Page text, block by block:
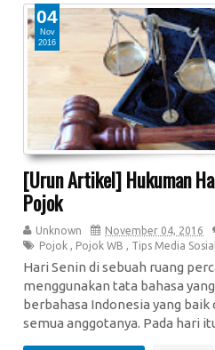
[Urun Artikel] Hukuman
Pojok
Unknown November 04, 2016
Pojok , Pojok WB , Tips Media Sosial
Hari Senin di sebuah ruang
menggunakan tata bahasa
berbahasa Indonesia yang baik
semua anggotanya. Pada hari
04
Nov
2016